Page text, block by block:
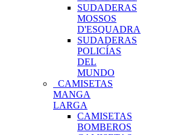
SUDADERAS
MOSSOS
D'ESQUADRA
SUDADERAS
POLICÍAS
DEL
MUNDO
CAMISETAS
MANGA
LARGA
CAMISETAS
BOMBEROS